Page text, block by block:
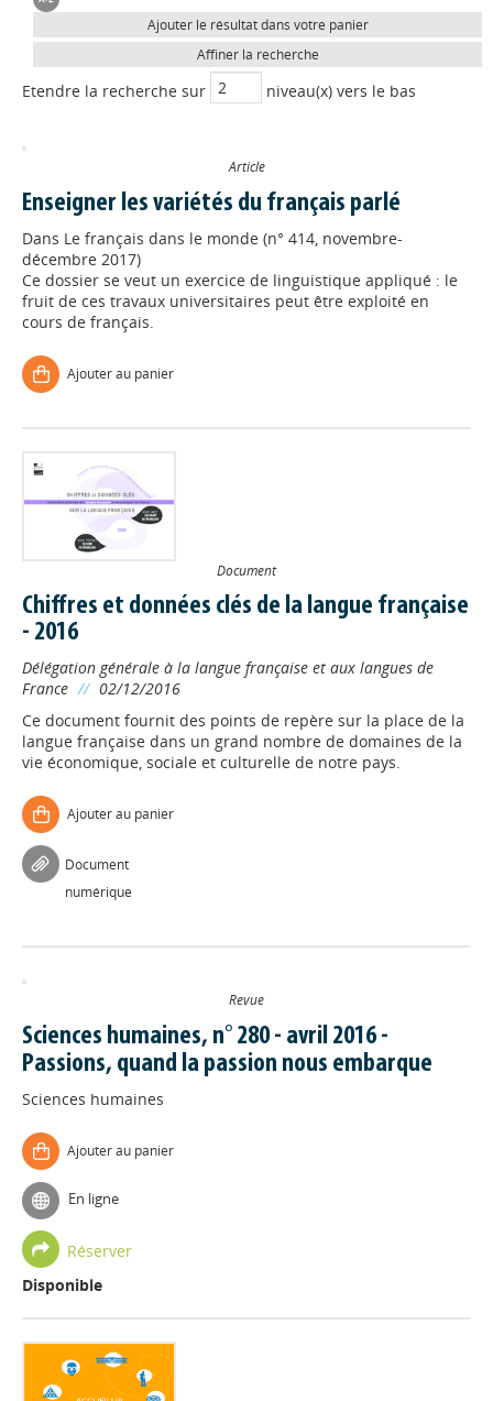
Ajouter le résultat dans votre panier
Affiner la recherche
Etendre la recherche sur niveau(x) vers le bas
Article
Enseigner les variétés du français parlé
Dans Le français dans le monde (n° 414, novembre-
décembre 2017)
Ce dossier se veut un exercice de linguistique appliqué : le
fruit de ces travaux universitaires peut être exploité en
cours de français.
Ajouter au panier
Document
Chiffres et données clés de la langue française
- 2016
Délégation générale à la langue française et aux langues de
France // 02/12/2016
Ce document fournit des points de repère sur la place de la
langue française dans un grand nombre de domaines de la
vie économique, sociale et culturelle de notre pays.
Ajouter au panier
Document
numérique
Revue
Sciences humaines, n° 280 - avril 2016 -
Passions, quand la passion nous embarque
Sciences humaines
Ajouter au panier
En ligne
Réserver
Disponible